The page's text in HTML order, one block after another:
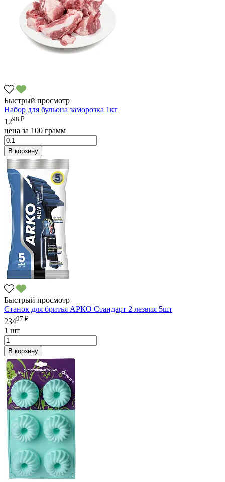
Быстрый просмотр
Набор для бульона заморозка 1кг
1298 ₽
цена за 100 грамм
В корзину
Быстрый просмотр
Станок для бритья АРКО Стандарт 2 лезвия 5шт
23497 ₽
1 шт
В корзину